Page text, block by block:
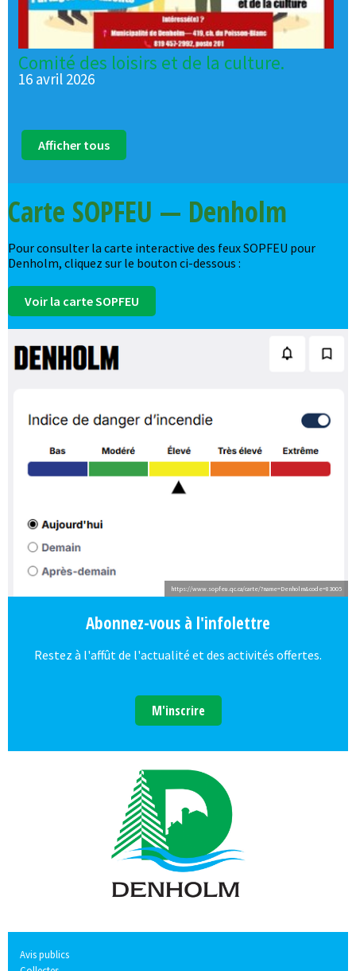
Comité des loisirs et de la culture.
16 avril 2026
Afficher tous
Carte SOPFEU — Denholm
Pour consulter la carte interactive des feux SOPFEU pour
Denholm, cliquez sur le bouton ci-dessous :
Voir la carte SOPFEU
https://www.sopfeu.qc.ca/carte/?name=Denholm&code=83005
Abonnez-vous à l'infolettre
Restez à l'affût de l'actualité et des activités offertes.
M'inscrire
Avis publics